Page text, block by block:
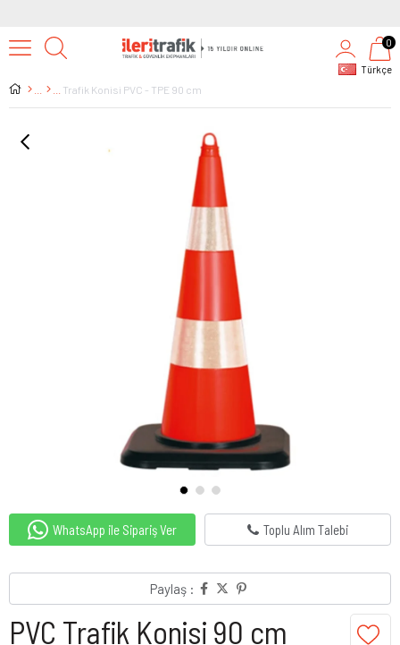
Türkçe
0
Trafik Konisi PVC - TPE 90 cm
WhatsApp ile Sipariş Ver Toplu Alım Talebi
Paylaş :
PVC Trafik Konisi 90 cm